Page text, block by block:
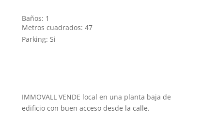
Baños: 1
Metros cuadrados: 47
Parking: Si
IMMOVALL VENDE local en una planta baja de
edificio con buen acceso desde la calle.